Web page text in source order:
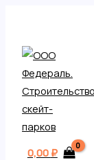
содержимому
0,00 ₽